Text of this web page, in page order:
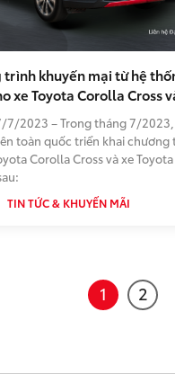
trình khuyến mại từ hệ
xe Toyota Corolla Cross
7/2023
7/2023 – Trong tháng 7/
toàn quốc triển khai chương
Corolla Cross và xe
TIN TỨC & KHUYẾN MÃI
1 2